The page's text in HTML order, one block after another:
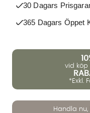
30 Dagars
365 Dagars Öppet
vid köp
*Exkl.
Handla
Vi använder AI för
sparas i upp till 24
inte dina
Jag